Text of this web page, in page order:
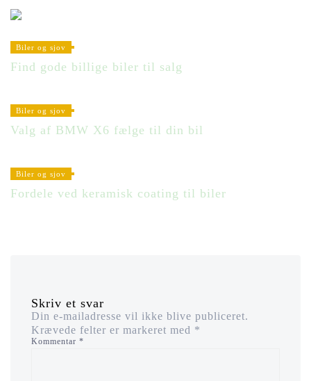
Biler og sjov
Find gode billige biler til salg
Biler og sjov
Valg af BMW X6 fælge til din bil
Biler og sjov
Fordele ved keramisk coating til biler
Skriv et svar
Din e-mailadresse vil ikke blive publiceret.
Krævede felter er markeret med *
Kommentar *